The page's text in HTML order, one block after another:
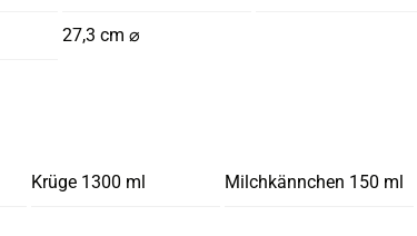
27,3 cm ⌀
Krüge 1300 ml Milchkännchen 150 ml